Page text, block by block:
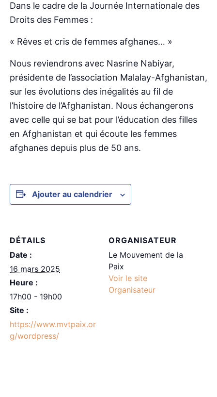
Dans le cadre de la Journée Internationale des
Droits des Femmes :
« Rêves et cris de femmes afghanes… »
Nous reviendrons avec Nasrine Nabiyar,
présidente de l’association Malalay-Afghanistan,
sur les évolutions des inégalités au fil de
l’histoire de l’Afghanistan. Nous échangerons
avec celle qui se bat pour l’éducation des filles
en Afghanistan et qui écoute les femmes
afghanes depuis plus de 50 ans.
Ajouter au calendrier
DÉTAILS
Date :
16 mars 2025
Heure :
17h00 - 19h00
Site :
https://www.mvtpaix.or
g/wordpress/
ORGANISATEUR
Le Mouvement de la
Paix
Voir le site
Organisateur